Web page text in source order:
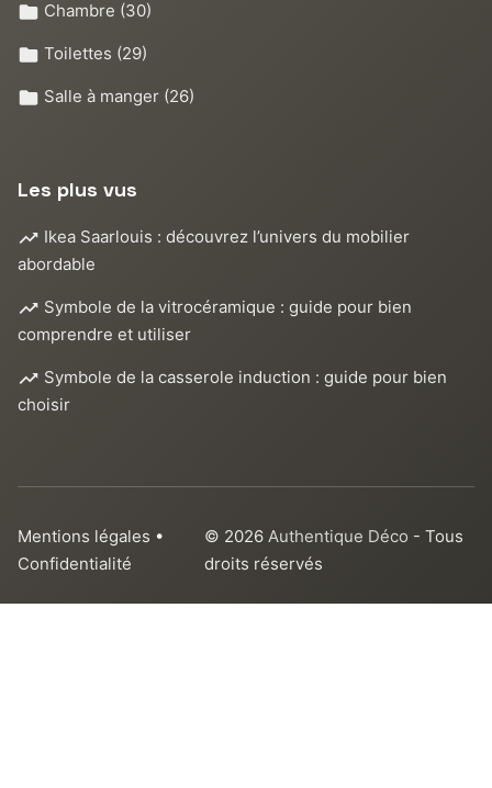
Chambre (30)
Toilettes (29)
Salle à manger (26)
Les plus vus
Ikea Saarlouis : découvrez l’univers du mobilier
abordable
Symbole de la vitrocéramique : guide pour bien
comprendre et utiliser
Symbole de la casserole induction : guide pour bien
choisir
Mentions légales •
Confidentialité
© 2026Authentique Déco - Tous
droits réservés